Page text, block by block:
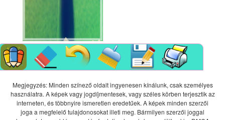
Megjegyzés: Minden színező oldalt ingyenesen kínálunk, csak személyes
használatra. A képek vagy jogdíjmentesek, vagy széles körben terjesztik az
interneten, és többnyire ismeretlen eredetűek. A képek minden szerzői
joga a megfelelő tulajdonosokat illeti meg. Bármilyen szerzői joggal